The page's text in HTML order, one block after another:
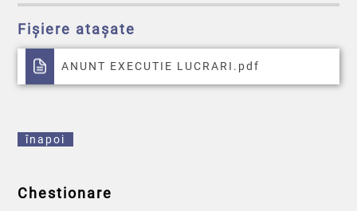
Fișiere atașate
ANUNT EXECUTIE LUCRARI.pdf
înapoi
Chestionare